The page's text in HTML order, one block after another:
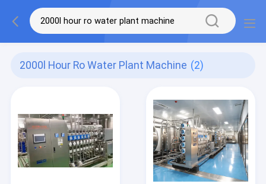
2000l Hour Ro Water Plant Machine (2)